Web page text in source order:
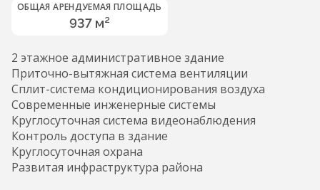
ОБЩАЯ АРЕНДУЕМАЯ ПЛОЩАДЬ
937 м²
2 этажное административное здание
Приточно-вытяжная система вентиляции
Сплит-система кондиционирования воздуха
Современные инженерные системы
Круглосуточная система видеонаблюдения
Контроль доступа в здание
Круглосуточная охрана
Развитая инфраструктура района